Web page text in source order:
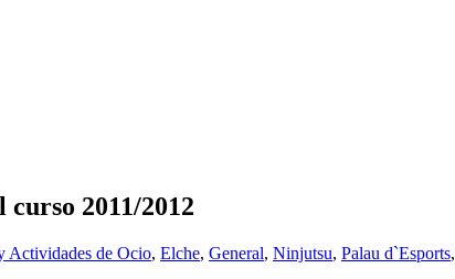
2011/2012
Actividades de Ocio, Elche, General, Ninjutsu, Palau d`Esports,